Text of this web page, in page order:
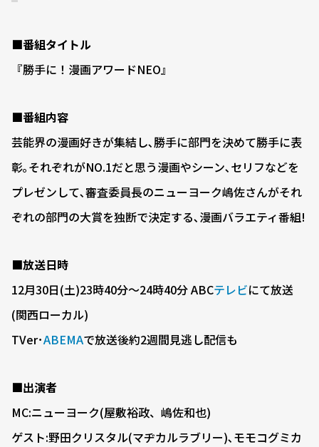
■番組タイトル
『勝手に！漫画アワードNEO』
■番組内容
芸能界の漫画好きが集結し､勝手に部門を決めて勝手に表
彰｡それぞれがNO.1だと思う漫画やシーン､セリフなどを
プレゼンして､審査委員長のニューヨーク嶋佐さんがそれ
ぞれの部門の大賞を独断で決定する､漫画バラエティ番組!
■放送日時
12月30日(土)23時40分～24時40分 ABCテレビにて放送
(関西ローカル)
TVer･ABEMAで放送後約2週間見逃し配信も
■出演者
MC:ニューヨーク(屋敷裕政、嶋佐和也)
ゲスト:野田クリスタル(マヂカルラブリー)､モモコグミカ